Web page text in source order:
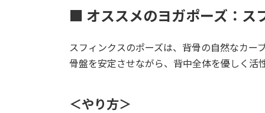
■ オススメのヨガポーズ：ス
スフィンクスのポーズは、背骨の自然なカー
骨盤を安定させながら、背中全体を優しく活
＜やり方＞